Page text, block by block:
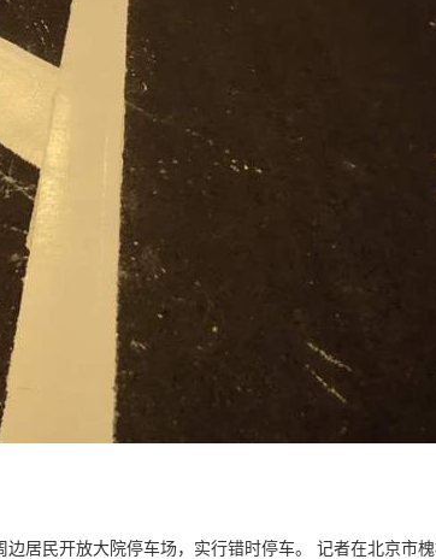
居民开放大院停车场，实行错时停车。 记者在北京市